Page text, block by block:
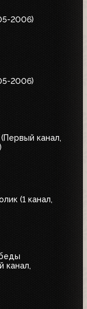
2006)
2006)
канал,
(1 канал,
канал,